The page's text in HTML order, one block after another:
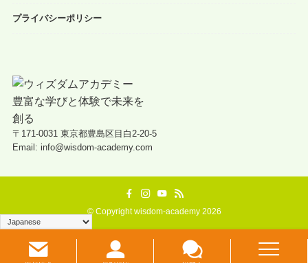
プライバシーポリシー
〒171-0031 東京都豊島区目白2-20-5
Email: info@wisdom-academy.com
©Copyright wisdom-academy 2026